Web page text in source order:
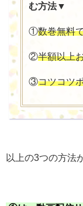
む方法▼
①数巻無料
②半額以上
③コツコツ
以上の3つの方法